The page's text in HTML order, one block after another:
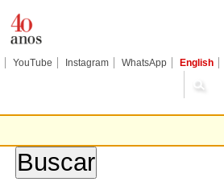
YouTube Instagram WhatsApp English